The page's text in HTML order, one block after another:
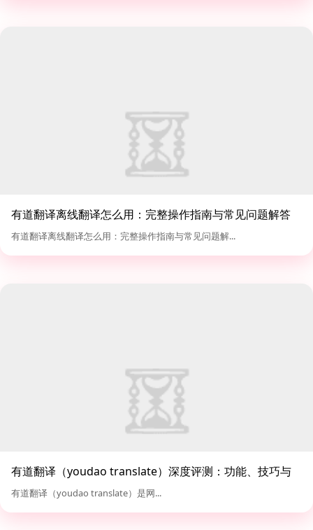
有道翻译离线翻译怎么用：完整操作指南与常见问题解答
有道翻译离线翻译怎么用：完整操作指南与常见问题解...
有道翻译（youdao translate）深度评测：功能、技巧与
对比分析
有道翻译（youdao translate）是网...